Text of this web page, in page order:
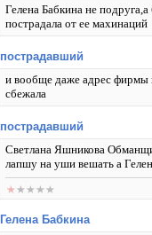
Гелена Бабкина не
пострадала от ее махинаций
пострадавший
и вообще даже адрес фирмы
сбежала
пострадавший
Светлана Яшникова
лапшу на уши вешать а
Гелена Бабкина